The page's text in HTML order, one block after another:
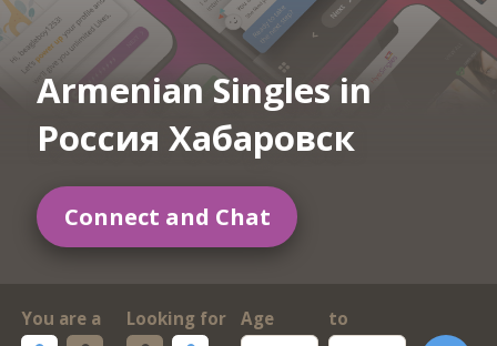
Armenian Singles in
Россия Хабаровск
Connect and Chat
You are a Looking for
Age
to